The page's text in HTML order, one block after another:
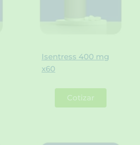
Isentress 400 mg
x60
Cotizar